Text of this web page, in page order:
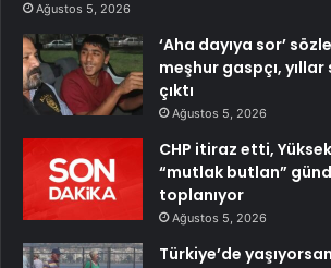
Ağustos 5, 2026
‘Aha dayıya sor’
meşhur gaspçı,
çıktı
Ağustos 5, 2026
CHP itiraz etti,
“mutlak butlan”
toplanıyor
Ağustos 5, 2026
Türkiye’de